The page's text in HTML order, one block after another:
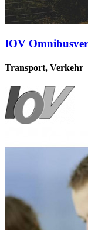
IOV
Transport, Verkehr